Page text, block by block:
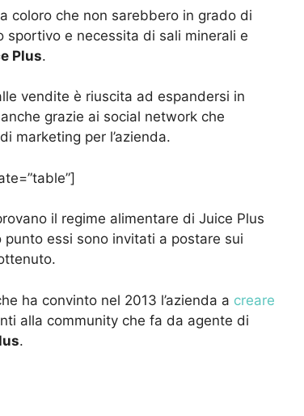
coloro che non sarebbero in grado di
e necessita di sali minerali e
Plus.
vendite è riuscita ad espandersi in
grazie ai social network che
marketing per l’azienda.
il regime alimentare di Juice Plus
essi sono invitati a postare sui
ha convinto nel 2013 l’azienda a creare
alla community che fa da agente di
.